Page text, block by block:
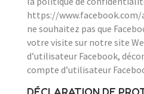
https://www.facebook.com/
ne souhaitez pas que
votre visite sur notre site
d’utilisateur Facebook,
compte d’utilisateur
DÉCLARATION DE